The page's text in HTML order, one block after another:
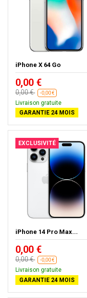
iPhone X 64 Go
0,00 €
0,00 € -0,00 €
Livraison gratuite
GARANTIE 24 MOIS
EXCLUSIVITÉ
iPhone 14 Pro Max...
0,00 €
0,00 € -0,00 €
Livraison gratuite
GARANTIE 24 MOIS